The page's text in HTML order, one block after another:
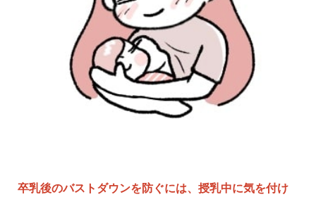
卒乳後のバストダウンを防ぐには、授乳中に気を付け